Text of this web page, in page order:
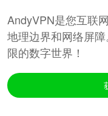
AndyVPN是您互联
地理边界和网络屏
限的数字世界！